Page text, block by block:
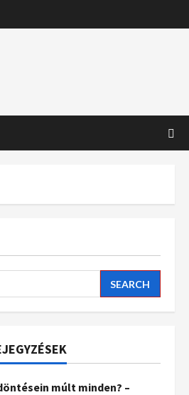
múlt minden? –